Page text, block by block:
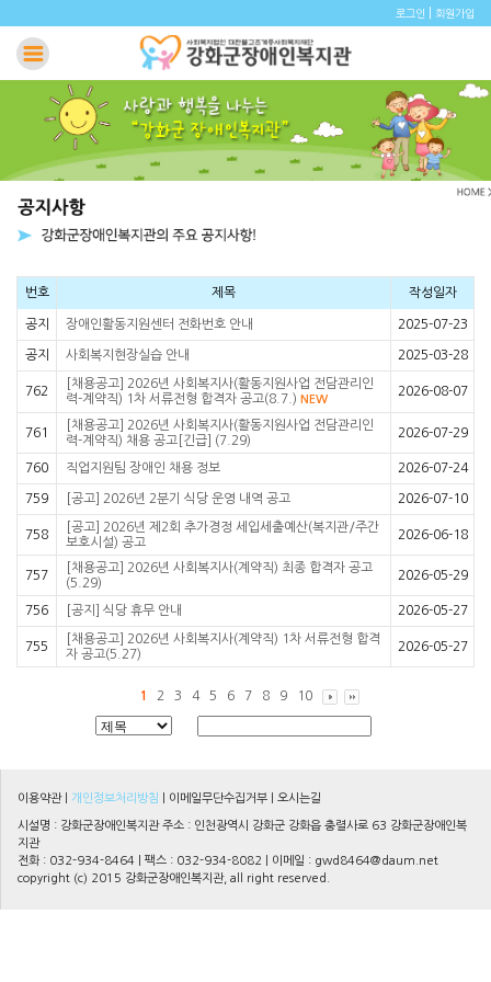
로그인 회원가입
번호 제목 작성일자
공지 장애인활동지원센터 전화번호 안내 2025-07-23
공지 사회복지현장실습 안내 2025-03-28
762
[채용공고] 2026년 사회복지사(활동지원사업 전담관리인
력-계약직) 1차 서류전형 합격자 공고(8.7.) NEW
2026-08-07
761
[채용공고] 2026년 사회복지사(활동지원사업 전담관리인
력-계약직) 채용 공고[긴급] (7.29)
2026-07-29
760 직업지원팀 장애인 채용 정보 2026-07-24
759 [공고] 2026년 2분기 식당 운영 내역 공고 2026-07-10
758
[공고] 2026년 제2회 추가경정 세입세출예산(복지관/주간
보호시설) 공고
2026-06-18
757
[채용공고] 2026년 사회복지사(계약직) 최종 합격자 공고
(5.29)
2026-05-29
756 [공지] 식당 휴무 안내 2026-05-27
755
[채용공고] 2026년 사회복지사(계약직) 1차 서류전형 합격
자 공고(5.27)
2026-05-27
1 2 3 4 5 6 7 8 9 10
이용약관| 개인정보처리방침 이메일무단수집거부 오시는길
시설명 : 강화군장애인복지관 주소 : 인천광역시 강화군 강화읍 충렬사로 63 강화군장애인복
지관
전화 : 032-934-8464 | 팩스 : 032-934-8082 | 이메일 : gwd8464@daum.net
copyright (c) 2015 강화군장애인복지관, all right reserved.